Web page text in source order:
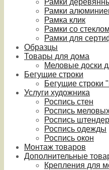
Рамки
Рамки
Рамка клик
Рамки со стеклом
Рамки для
Образцы
Товары для дома
Меловые доски
Бегущие строки
Бегущие строки
Услуги художника
Роспись стен
Роспись
Роспись
Роспись одежды
Роспись окон
Монтаж товаров
Дополнительные
Крепления для